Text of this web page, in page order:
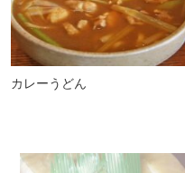
カレーうどん